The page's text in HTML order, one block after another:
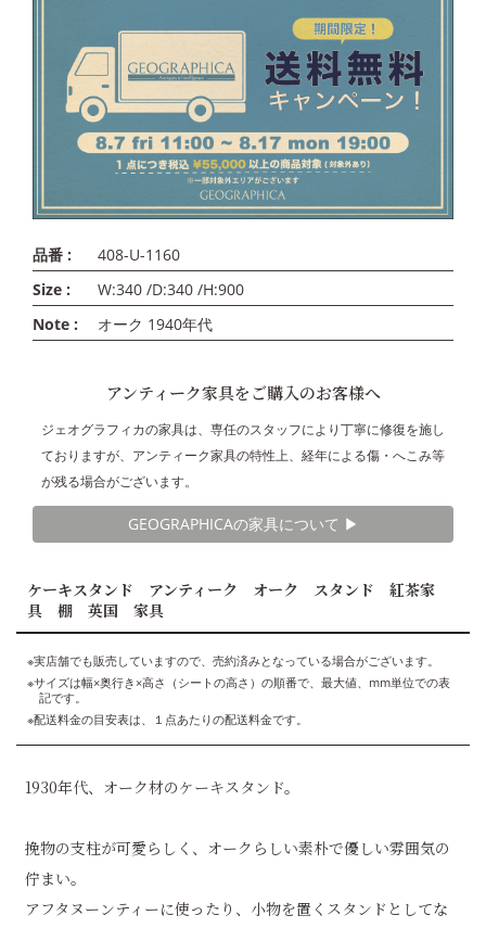
品番 :
408-U-1160
Size :
W:340 /D:340 /H:900
Note :
オーク 1940年代
アンティーク家具をご購入のお客様へ
ジェオグラフィカの家具は、専任のスタッフにより丁寧に修復を施し
ておりますが、アンティーク家具の特性上、経年による傷・へこみ等
が残る場合がございます。
GEOGRAPHICAの家具について ▶︎
ケーキスタンド アンティーク オーク スタンド 紅茶家
具 棚 英国 家具
※実店舗でも販売していますので、売約済みとなっている場合がございます。
※サイズは幅×奥行き×高さ（シートの高さ）の順番で、最大値、mm単位での表
記です。
※配送料金の目安表は、１点あたりの配送料金です。
1930年代、オーク材のケーキスタンド。
挽物の支柱が可愛らしく、オークらしい素朴で優しい雰囲気の
佇まい。
アフタヌーンティーに使ったり、小物を置くスタンドとしてな